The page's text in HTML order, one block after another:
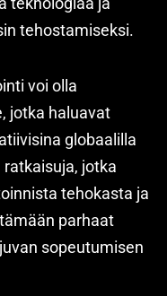
tehostamiseksi.
voi olla
jotka haluavat
globaalilla
jotka
tehokasta ja
parhaat
sopeutumisen